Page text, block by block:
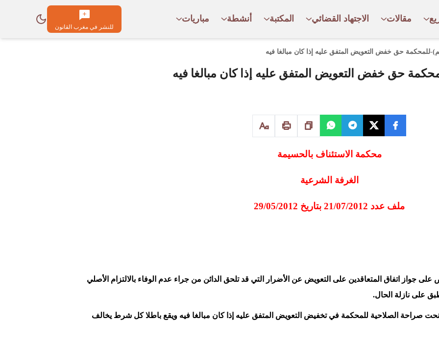
مقالات الاجتهاد القضائي المكتبة أنشطة مباريات
للنشر في مغرب القانون
للمحكمة حق خفض التعويض المتفق عليه إذا كان مبالغا فيه
حق خفض التعويض المتفق عليه إذا كان مبالغا فيه
محكمة الاستئناف بالحسيمة
الغرفة الشرعية
ملف عدد 21/07/2012 بتاريخ 29/05/2012
نص على جواز اتفاق المتعاقدين على التعويض عن الأضرار التي قد تلحق الدائن من جراء عدم الوفاء بالالتزام الأصلي
على نازلة الحال.
صراحة الصلاحية للمحكمة في تخفيض التعويض المتفق عليه إذا كان مبالغا فيه ويقع باطلا كل شرط يخالف